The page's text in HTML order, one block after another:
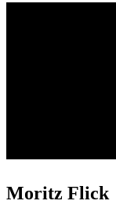
Moritz Flick